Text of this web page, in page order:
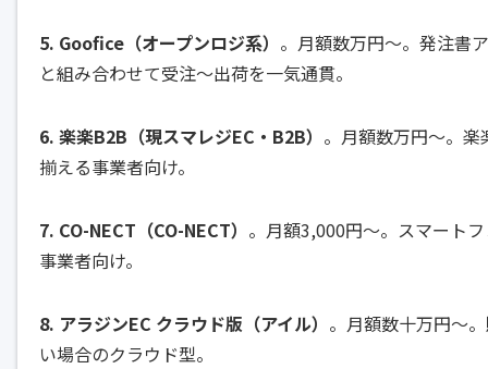
5. Goofice（オープンロジ系） 。月額数万円〜。発注書
と組み合わせて受注〜出荷を一気通貫。
6. 楽楽B2B（現スマレジEC・B2B） 。月額数万円〜。
揃える事業者向け。
7. CO-NECT（CO-NECT） 。月額3,000円〜。スマート
事業者向け。
8. アラジンEC クラウド版（アイル） 。月額数十万円〜
い場合のクラウド型。